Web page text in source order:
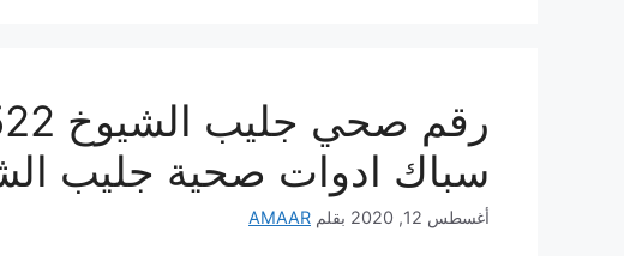
سباك ادوات صحية جليب
أغسطس 12, 2020 بقلم AMAAR